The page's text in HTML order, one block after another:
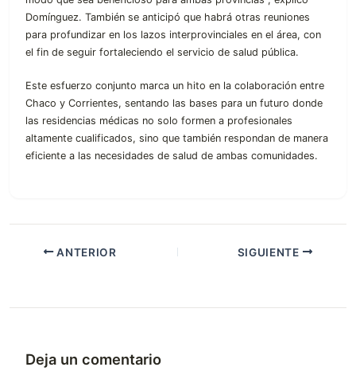
Domínguez. También se anticipó que habrá otras reuniones
para profundizar en los lazos interprovinciales en el área, con
el fin de seguir fortaleciendo el servicio de salud pública.
Este esfuerzo conjunto marca un hito en la colaboración entre
Chaco y Corrientes, sentando las bases para un futuro donde
las residencias médicas no solo formen a profesionales
altamente cualificados, sino que también respondan de manera
eficiente a las necesidades de salud de ambas comunidades.
ANTERIOR SIGUIENTE
Deja un comentario